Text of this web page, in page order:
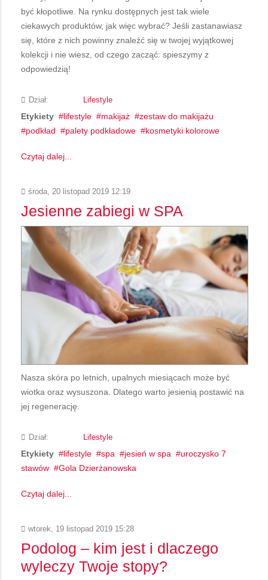
być kłopotliwe. Na rynku dostępnych jest tak wiele
ciekawych produktów, jak więc wybrać? Jeśli zastanawiasz
się, które z nich powinny znaleźć się w twojej wyjątkowej
kolekcji i nie wiesz, od czego zacząć: spieszymy z
odpowiedzią!
Dział: Lifestyle
Etykiety lifestyle makijaż
zestaw do makijażu
podkład
palety podkładowe kosmetyki kolorowe
Czytaj dalej...
środa, 20 listopad 2019 12:19
Jesienne zabiegi w SPA
Nasza skóra po letnich, upalnych miesiącach może być
wiotka oraz wysuszona. Dlatego warto jesienią postawić na
jej regenerację.
Dział: Lifestyle
Etykiety lifestyle spa jesień w spa
uroczysko 7
stawów
Gola Dzierżanowska
Czytaj dalej...
wtorek, 19 listopad 2019 15:28
Podolog – kim jest i dlaczego
wyleczy Twoje stopy?